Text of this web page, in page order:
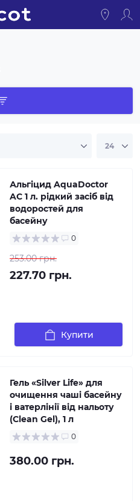
Альгіцид AquaDoctor
AC 1 л. рідкий засіб від
водоростей для
басейну
0
253.00 грн.
227.70 грн.
Купити
Гель «Silver Life» для
очищення чаші басейну
і ватерлінії від нальоту
(Clean Gel), 1 л
0
380.00 грн.